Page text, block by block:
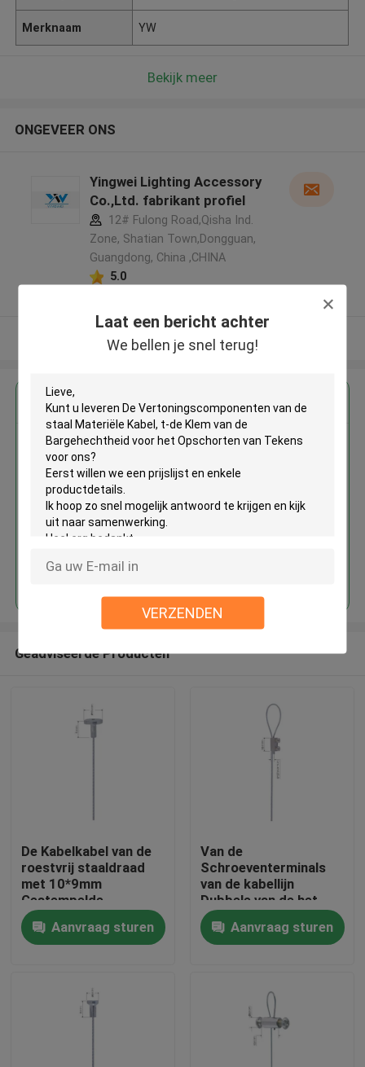
Laat een bericht achter
We bellen je snel terug!
VERZENDEN
Producten
Merknaam YW
Bekijk meer
ONGEVEER ONS
Yingwei Lighting Accessory
Co.,Ltd. fabrikant profiel
12# Fulong Road,Qisha Ind.
Zone, Shatian Town,Dongguan,
Guangdong, China ,CHINA
5.0
Bekijk meer
Krijg de beste prijs voor
De Vertoningscomponenten van
de staal Materiële Kabel, t-de
voor het Opschorten van Tekens
Doorgaan
Geadviseerde Producten
De Kabelkabel van de
roestvrij staaldraad
met 10*9mm
Gestempelde
Componenten
YW86024Aanvraag sturen
Van de
Schroeventerminals
van de kabellijn
Dubbele van de het
Roestvrije staaldraad
de Kabelmontage
YW86031
Aanvraag sturen